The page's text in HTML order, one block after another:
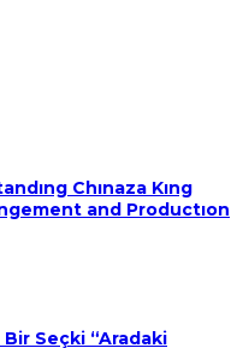
Chınaza Kıng
and Productıon
Seçki “Aradaki